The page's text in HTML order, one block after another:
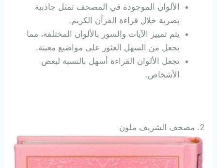
الألوان الموجودة في المصحف تمثل جاذبية
بصرية خلال قراءة القرآن الكريم.
يتم تمييز الآيات والسور بالألوان المختلفة، مما
يجعل من السهل العثور على مواضيع معينة.
تجعل الألوان القراءة أسهل بالنسبة لبعض
الأشخاص.
2. مصحف الشريف ملون